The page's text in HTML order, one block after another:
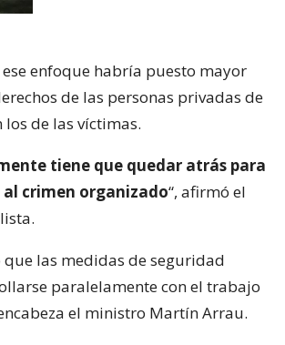
enfoque habría puesto mayor
de las personas privadas de
de las víctimas.
tiene que quedar atrás para
crimen organizado“, afirmó el
las medidas de seguridad
paralelamente con el trabajo
el ministro Martín Arrau.